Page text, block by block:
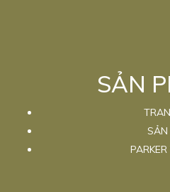
SẢN
SẢN